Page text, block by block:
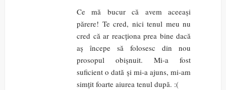
Ce mă bucur că avem aceeași
părere! Te cred, nici tenul meu nu
cred că ar reacționa prea bine dacă
aș începe să folosesc din nou
prosopul obișnuit. Mi-a fost
suficient o dată și mi-a ajuns, mi-am
simțit foarte aiurea tenul după. :(